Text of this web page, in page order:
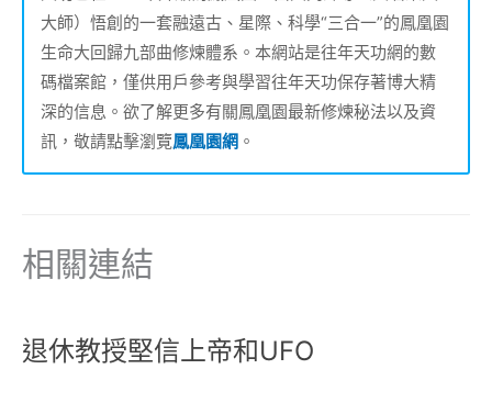
大師）悟創的一套融遠古、星際、科學“三合一”的鳳凰園
生命大回歸九部曲修煉體系。本網站是往年天功網的數
碼檔案館，僅供用戶參考與學習往年天功保存著博大精
深的信息。欲了解更多有關鳳凰園最新修煉秘法以及資
訊，敬請點擊瀏覽鳳凰園網 。
相關連結
退休教授堅信上帝和UFO